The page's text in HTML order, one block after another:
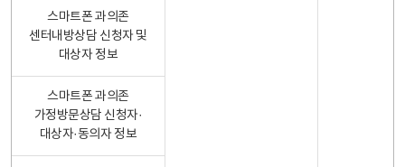
스마트폰 과의존
센터내방상담 신청자 및
대상자 정보
스마트폰 과의존
가정방문상담 신청자·
대상자·동의자 정보